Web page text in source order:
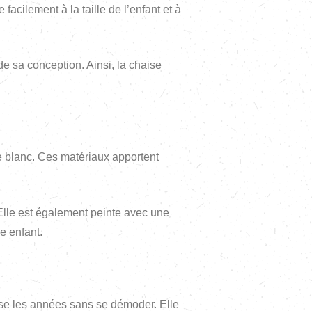
facilement à la taille de l’enfant et à
sa conception. Ainsi, la chaise
Ces matériaux apportent
est également peinte avec une
enfant.
les années sans se démoder. Elle